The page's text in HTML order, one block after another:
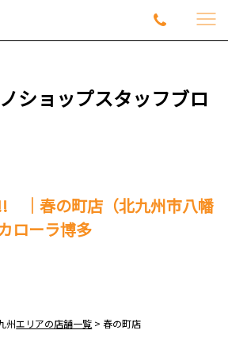
ショップスタッフブロ
｜春の町店（北九州市八幡
ローラ博多
州エリアの店舗一覧 > 春の町店